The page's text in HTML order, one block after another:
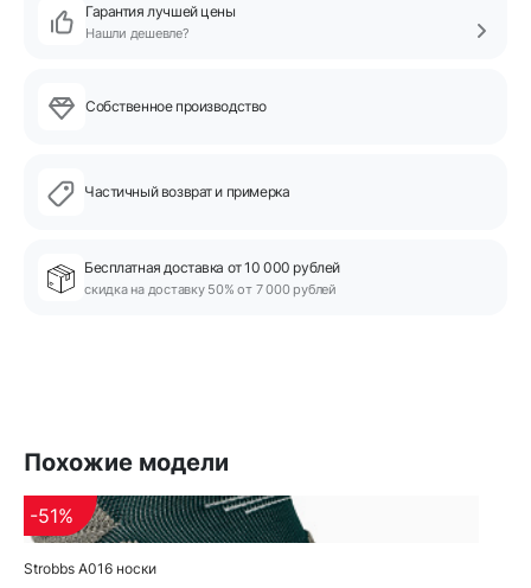
Гарантия лучшей цены
Нашли дешевле?
Собственное производство
Частичный возврат и примерка
Бесплатная доставка от 10 000 рублей
скидка на доставку 50% от 7 000 рублей
Похожие модели
Strobbs A016 носки
-51%